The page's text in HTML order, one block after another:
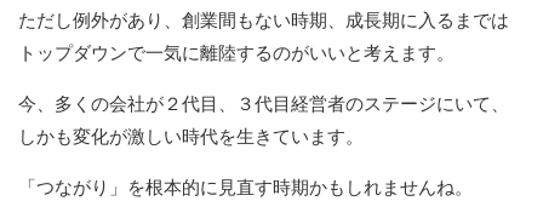
ただし例外があり、創業間もない時期、成長期に入るまでは
トップダウンで一気に離陸するのがいいと考えます。
今、多くの会社が２代目、３代目経営者のステージにいて、
しかも変化が激しい時代を生きています。
「つながり」を根本的に見直す時期かもしれませんね。